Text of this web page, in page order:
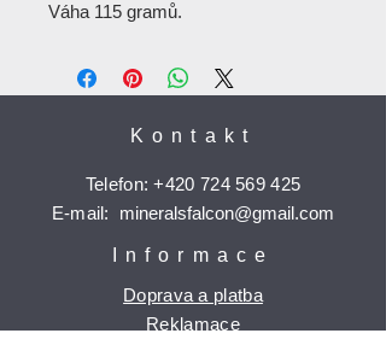
Váha 115 gramů.
Kontakt
Telefon:+420 724 569 425
E-mail: mineralsfalcon@gmail.com
Informace
Doprava a platba
Reklamace